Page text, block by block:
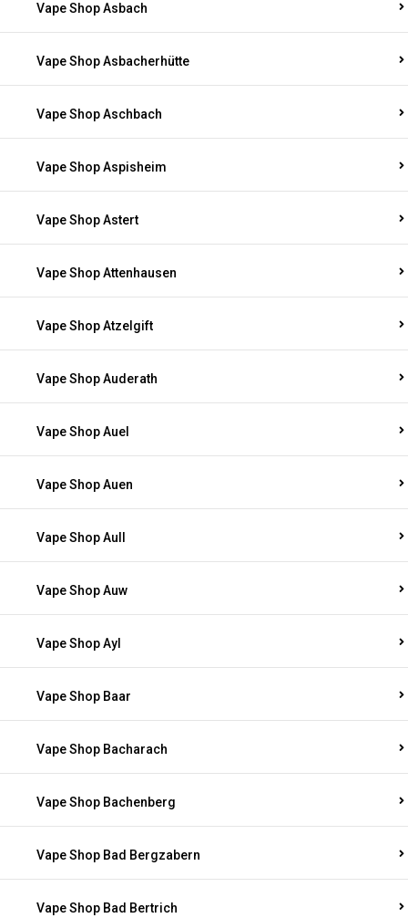
Vape Shop Asbach
Vape Shop Asbacherhütte
Vape Shop Aschbach
Vape Shop Aspisheim
Vape Shop Astert
Vape Shop Attenhausen
Vape Shop Atzelgift
Vape Shop Auderath
Vape Shop Auel
Vape Shop Auen
Vape Shop Aull
Vape Shop Auw
Vape Shop Ayl
Vape Shop Baar
Vape Shop Bacharach
Vape Shop Bachenberg
Vape Shop Bad Bergzabern
Vape Shop Bad Bertrich